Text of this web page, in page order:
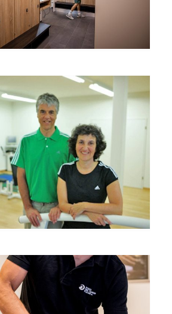
Geschichte